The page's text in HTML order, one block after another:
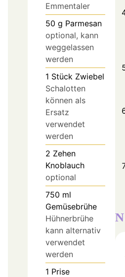
Emmentaler
50 g Parmesan
optional, kann
weggelassen
werden
1 Stück Zwiebel
Schalotten
können als
Ersatz
verwendet
werden
2 Zehen
Knoblauch
optional
750 ml
Gemüsebrühe
Hühnerbrühe
kann alternativ
verwendet
werden
1 Prise